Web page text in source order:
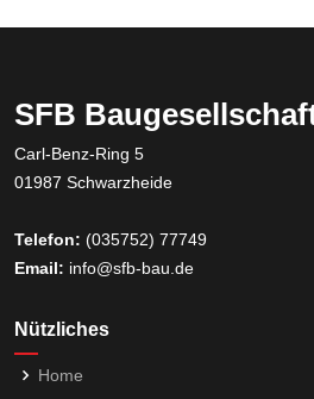
SFB
Carl-Benz-Ring 5
01987 Schwarzheide
Telefon: (035752) 77749
Email: info@sfb-bau.de
Nützliches
Home